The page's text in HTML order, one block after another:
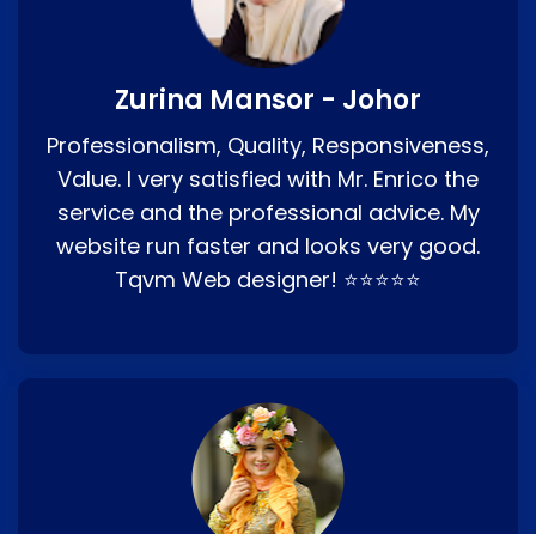
Zurina Mansor - Johor
Professionalism, Quality, Responsiveness,
Value. I very satisfied with Mr. Enrico the
service and the professional advice. My
website run faster and looks very good.
Tqvm Web designer! ⭐⭐⭐⭐⭐